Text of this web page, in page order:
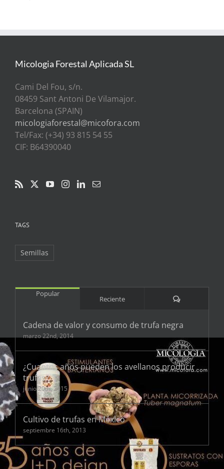
Micologia Forestal Aplicada SL
Cami Del Fou, s/n.
08459 Sant Antoni De Vilamajor.
Barcelona (SPAIN)
micologiaforestal@micofora.com
Tel/Fax: (+34) 93 815 54 55
CIF: B64390040
TAGS
Semillas
Popular
Reciente Comentarios
Cadena de valor y consumo de trufa negra
marzo 22nd, 2014
¿Cuantos años pueden los avellanos producir
trufas?
junio 20th, 2015
Cultivo de trufas en México
septiembre 16th, 2013